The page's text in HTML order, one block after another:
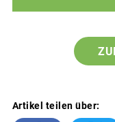
Artikel teilen über: